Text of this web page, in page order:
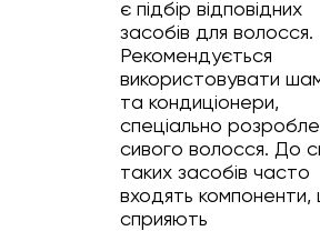
є підбір відповідних
засобів для волосся.
Рекомендується
використовувати
та кондиціонери,
спеціально
сивого волосся. До
таких засобів часто
входять
сприяють